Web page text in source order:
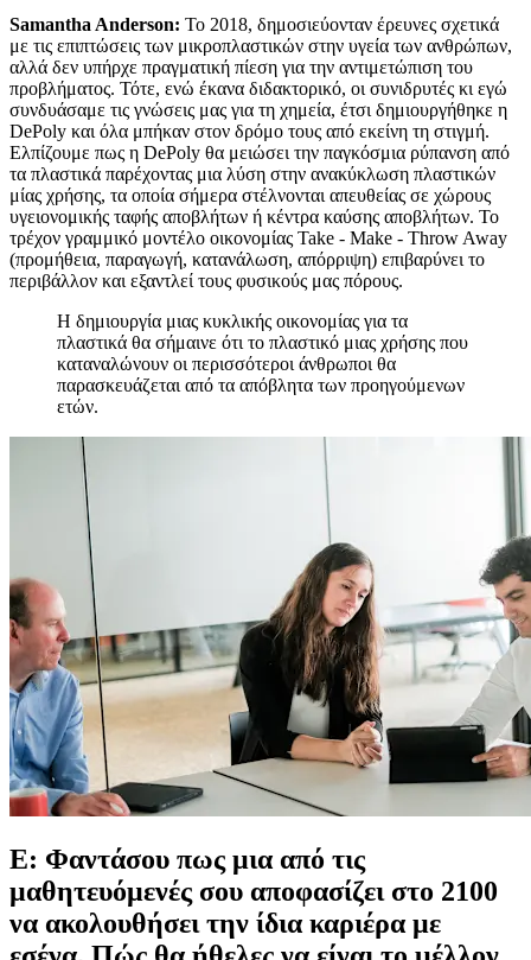
Samantha Anderson: Το 2018, δημοσιεύονταν έρευνες σχετικά
με τις επιπτώσεις των μικροπλαστικών στην υγεία των ανθρώπων,
αλλά δεν υπήρχε πραγματική πίεση για την αντιμετώπιση του
προβλήματος. Τότε, ενώ έκανα διδακτορικό, οι συνιδρυτές κι εγώ
συνδυάσαμε τις γνώσεις μας για τη χημεία, έτσι δημιουργήθηκε η
DePoly και όλα μπήκαν στον δρόμο τους από εκείνη τη στιγμή.
Ελπίζουμε πως η DePoly θα μειώσει την παγκόσμια ρύπανση από
τα πλαστικά παρέχοντας μια λύση στην ανακύκλωση πλαστικών
μίας χρήσης, τα οποία σήμερα στέλνονται απευθείας σε χώρους
υγειονομικής ταφής αποβλήτων ή κέντρα καύσης αποβλήτων. Το
τρέχον γραμμικό μοντέλο οικονομίας Take - Make - Throw Away
(προμήθεια, παραγωγή, κατανάλωση, απόρριψη) επιβαρύνει το
περιβάλλον και εξαντλεί τους φυσικούς μας πόρους.
Η δημιουργία μιας κυκλικής οικονομίας για τα
πλαστικά θα σήμαινε ότι το πλαστικό μιας χρήσης που
καταναλώνουν οι περισσότεροι άνθρωποι θα
παρασκευάζεται από τα απόβλητα των προηγούμενων
ετών.
Ε: Φαντάσου πως μια από τις
μαθητευόμενές σου αποφασίζει στο 2100
να ακολουθήσει την ίδια καριέρα με